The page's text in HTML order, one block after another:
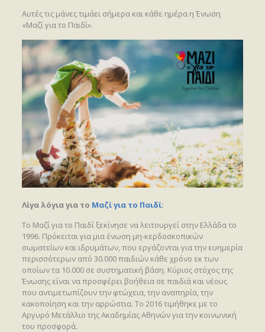
Αυτές τις μάνες τιμάει σήμερα και κάθε ημέρα η Ένωση
«Μαζί για το Παιδί».
Λίγα λόγια για το Μαζί για το Παιδί:
Το Μαζί για το Παιδί ξεκίνησε να λειτουργεί στην Ελλάδα το
1996. Πρόκειται για μια ένωση μη-κερδοσκοπικών
σωματείων και ιδρυμάτων, που εργάζονται για την ευημερία
περισσότερων από 30.000 παιδιών κάθε χρόνο εκ των
οποίων τα 10.000 σε συστηματική βάση. Κύριος στόχος της
Ένωσης είναι να προσφέρει βοήθεια σε παιδιά και νέους
που αντιμετωπίζουν την φτώχεια, την αναπηρία, την
κακοποίηση και την αρρώστια. Το 2016 τιμήθηκε με το
Αργυρό Μετάλλιο της Ακαδημίας Αθηνών για την κοινωνική
του προσφορά.